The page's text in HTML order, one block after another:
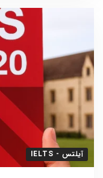
آیلتس - IELTS